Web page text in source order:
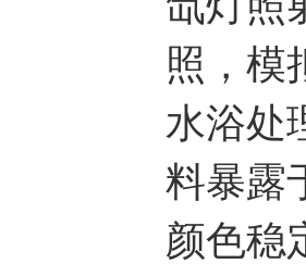
照，模
水浴处
料暴露
颜色稳